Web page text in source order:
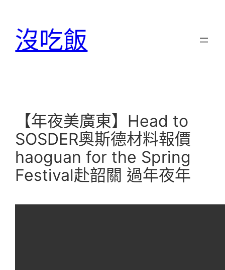
沒吃飯
【年夜美廣東】Head to
SOSDER奧斯德材料報價
haoguan for the Spring
Festival赴韶關 過年夜年